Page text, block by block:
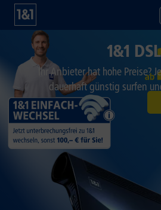
1&1 DSL
Ihr Anbieter hat hohe Preise?
dauerhaft günstig surfen